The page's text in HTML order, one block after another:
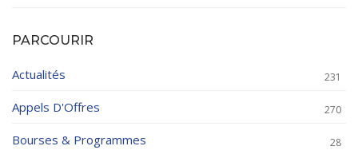
PARCOURIR
Actualités 231
Appels D'Offres 270
Bourses & Programmes 28